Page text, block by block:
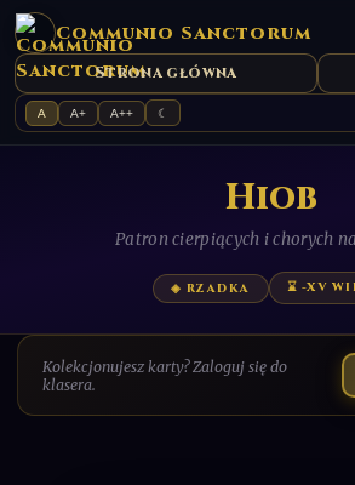
Communio Sanctorum
Strona główna
A A+ A++ ☾
Hiob
Patron cierpiących i chorych
◈ RZADKA ⌛ -XV
Kolekcjonujesz karty? Zaloguj się do
klasera.